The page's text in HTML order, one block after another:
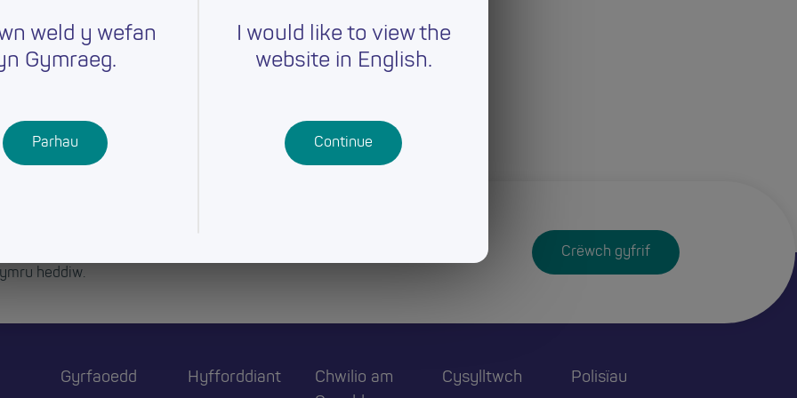
heddiw.
Crëwch gyfrif
Gyrfaoedd Hyfforddiant
Chwilio am
Cysylltwch
Polisïau
weld y wefan
Gymraeg.
Parhau
I would like to view the
website in English.
Continue